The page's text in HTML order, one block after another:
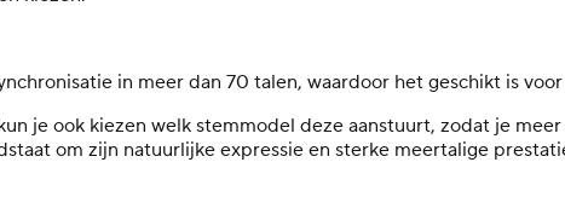
in meer dan 70 talen, waardoor het geschikt is
je ook kiezen welk stemmodel deze aanstuurt, zodat je
om zijn natuurlijke expressie en sterke meertalige